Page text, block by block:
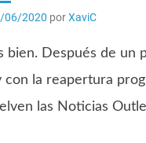
06/2020 porXaviC
bien. Después de un
con la reapertura
las Noticias